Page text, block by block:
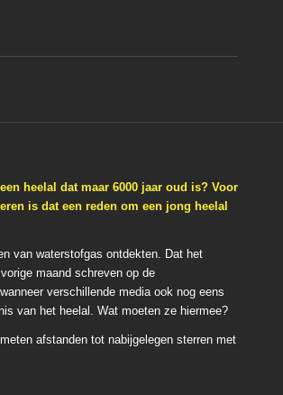
heelal dat maar 6000 jaar oud is? Voor
is dat een reden om een jong heelal
van waterstofgas ontdekten. Dat het
maand schreven op de
verschillende media ook nog eens
van het heelal. Wat moeten ze hiermee?
afstanden tot nabijgelegen sterren met